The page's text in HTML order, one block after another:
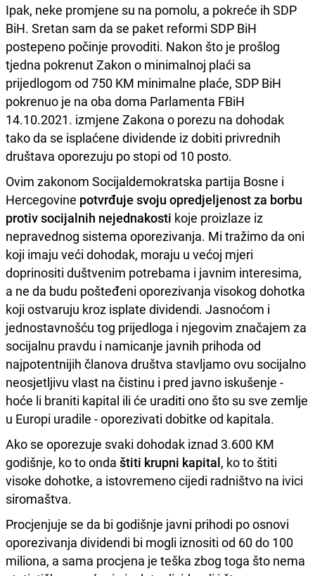
Ipak, neke promjene su na pomolu, a pokreće ih SDP
BiH. Sretan sam da se paket reformi SDP BiH
postepeno počinje provoditi. Nakon što je prošlog
tjedna pokrenut Zakon o minimalnoj plaći sa
prijedlogom od 750 KM minimalne plaće, SDP BiH
pokrenuo je na oba doma Parlamenta FBiH
14.10.2021. izmjene Zakona o porezu na dohodak
tako da se isplaćene dividende iz dobiti privrednih
društava oporezuju po stopi od 10 posto.
Ovim zakonom Socijaldemokratska partija Bosne i
Hercegovine potvrđuje svoju opredjeljenost za borbu
protiv socijalnih nejednakosti koje proizlaze iz
nepravednog sistema oporezivanja. Mi tražimo da oni
koji imaju veći dohodak, moraju u većoj mjeri
doprinositi duštvenim potrebama i javnim interesima,
a ne da budu pošteđeni oporezivanja visokog dohotka
koji ostvaruju kroz isplate dividendi. Jasnoćom i
jednostavnošću tog prijedloga i njegovim značajem za
socijalnu pravdu i namicanje javnih prihoda od
najpotentnijih članova društva stavljamo ovu socijalno
neosjetljivu vlast na čistinu i pred javno iskušenje -
hoće li braniti kapital ili će uraditi ono što su sve zemlje
u Europi uradile - oporezivati dobitke od kapitala.
Ako se oporezuje svaki dohodak iznad 3.600 KM
godišnje, ko to onda štiti krupni kapital, ko to štiti
visoke dohotke, a istovremeno cijedi radništvo na ivici
siromaštva.
Procjenjuje se da bi godišnje javni prihodi po osnovi
oporezivanja dividendi bi mogli iznositi od 60 do 100
miliona, a sama procjena je teška zbog toga što nema